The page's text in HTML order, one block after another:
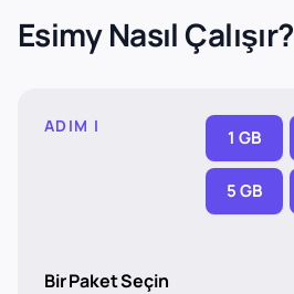
Esimy Nasıl Çalışır?
ADIM I
1 GB
5 GB
Bir Paket Seçin